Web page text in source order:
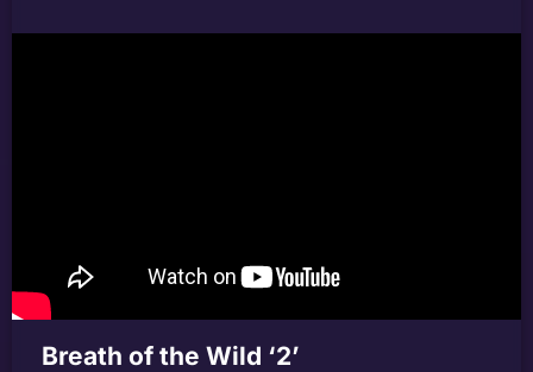
Breath of the Wild ‘2’